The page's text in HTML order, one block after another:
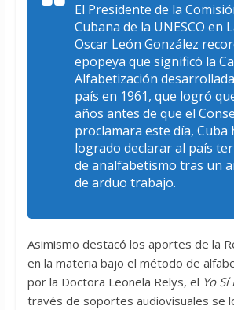
El Presidente de la
Cubana de la UNESCO en
Oscar León González
epopeya que significó la
Alfabetización
país en 1961, que logró
años antes de que el
proclamara este día, Cuba
logrado declarar al país
de analfabetismo tras un
de arduo trabajo.
Asimismo destacó los aportes de la
en la materia bajo el método de
por la Doctora Leonela Relys, el Yo Sí
través de soportes audiovisuales se